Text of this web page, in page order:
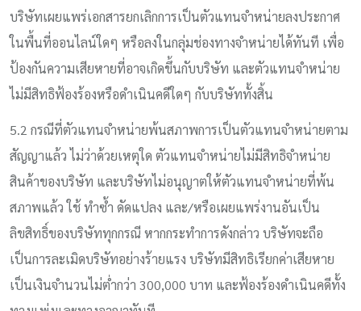
บริษัทเผยแพร่เอกสารยกเลิกการเป็นตัวแทนจำหน่ายลงประกาศ
ในพื้นที่ออนไลน์ใดๆ หรือลงในกลุ่มช่องทางจำหน่ายได้ทันที เพื่อ
ป้องกันความเสียหายที่อาจเกิดขึ้นกับบริษัท และตัวแทนจำหน่าย
ไม่มีสิทธิฟ้องร้องหรือดำเนินคดีใดๆ กับบริษัททั้งสิ้น
5.2 กรณีที่ตัวแทนจำหน่ายพ้นสภาพการเป็นตัวแทนจำหน่ายตาม
สัญญาแล้ว ไม่ว่าด้วยเหตุใด ตัวแทนจำหน่ายไม่มีสิทธิจำหน่าย
สินค้าของบริษัท และบริษัทไม่อนุญาตให้ตัวแทนจำหน่ายที่พ้น
สภาพแล้ว ใช้ ทำซ้ำ ดัดแปลง และ/หรือเผยแพร่งานอันเป็น
ลิขสิทธิ์ของบริษัททุกกรณี หากกระทำการดังกล่าว บริษัทจะถือ
เป็นการละเมิดบริษัทอย่างร้ายแรง บริษัทมีสิทธิเรียกค่าเสียหาย
เป็นเงินจำนวนไม่ต่ำกว่า 300,000 บาท และฟ้องร้องดำเนินคดีทั้ง